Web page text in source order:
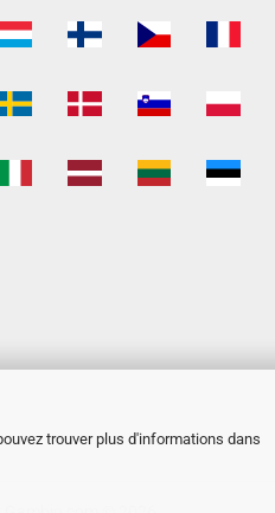
trouver plus d'informations dans